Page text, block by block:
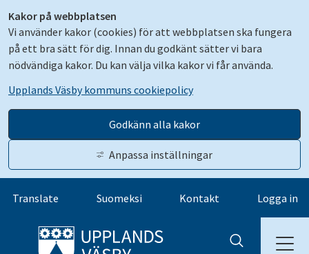
Kakor på webbplatsen
Vi använder kakor (cookies) för att webbplatsen ska fungera
på ett bra sätt för dig. Innan du godkänt sätter vi bara
nödvändiga kakor. Du kan välja vilka kakor vi får använda.
Upplands Väsby kommuns cookiepolicy
Godkänn alla kakor
Anpassa inställningar
Gå till innehåll
Translate Suomeksi Kontakt Logga in